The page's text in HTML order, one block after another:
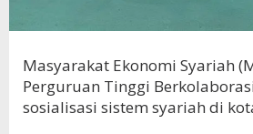
Masyarakat Ekonomi Syariah
Perguruan Tinggi
sosialisasi sistem syariah di